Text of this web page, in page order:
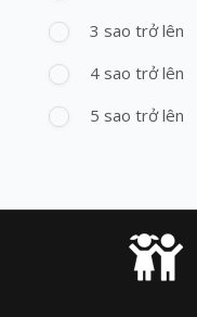
3 sao trở lên
4 sao trở lên
5 sao trở lên